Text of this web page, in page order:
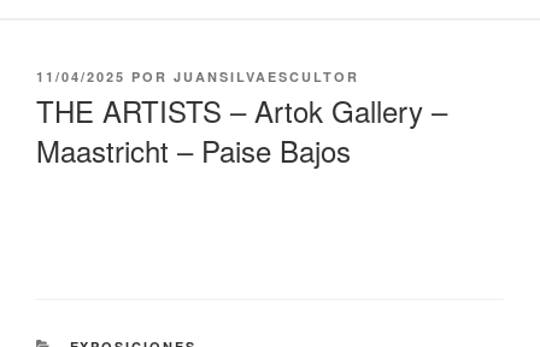
PUBLICADO
11/04/2025 POR JUANSILVAESCULTOR
THE ARTISTS – Artok Gallery –
Maastricht – Paise Bajos